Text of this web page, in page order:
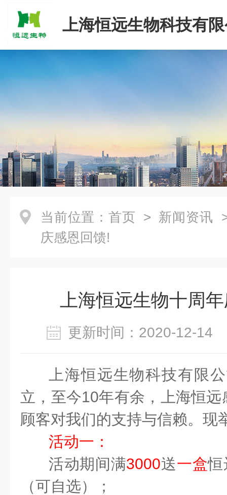
上海恒远生物科技有
当前位置： 首页 > 新闻资讯
庆感恩回馈!
上海恒远生物十周
更新时间：2020-12-
上海恒远生物科技有限
立，至今10年有余，上海恒
顾客对我们的支持与信赖。现
活动一：
活动期间满3000送一盒恒
（可自选）；